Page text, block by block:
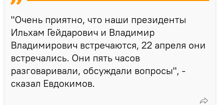
"Очень приятно, что наши президенты
Ильхам Гейдарович и Владимир
Владимирович встречаются, 22 апреля они
встречались. Они пять часов
разговаривали, обсуждали вопросы", -
сказал Евдокимов.